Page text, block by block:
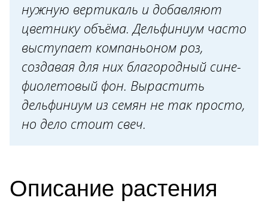
Марфинские гибриды
Новозеландские гибриды (New
Millennium Delphiniums)
Шотландские гибриды, или
Хайлендер (Highlander)
Дельфиниум многолетний
Сроки посадки
Подготовка семян
нужную вертикаль и добавляют
цветнику объёма. Дельфиниум часто
выступает компаньоном роз,
создавая для них благородный сине-
фиолетовый фон. Вырастить
дельфиниум из семян не так просто,
но дело стоит свеч.
Описание растения